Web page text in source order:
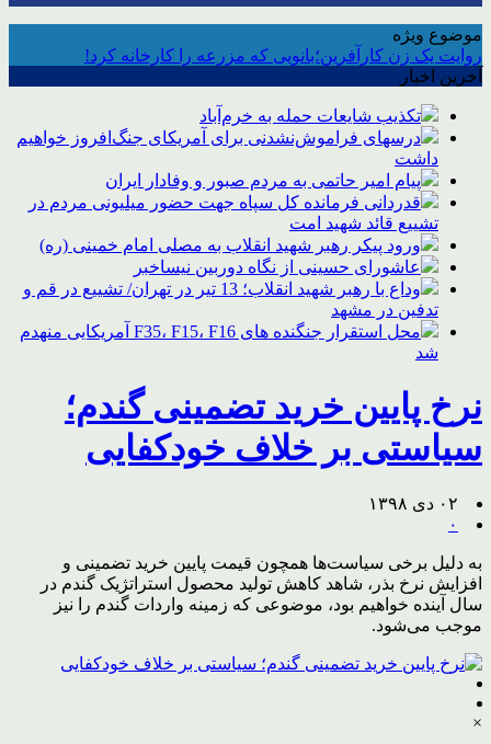
موضوع ویژه
روایت یک زن کارآفرین؛بانویی که مزرعه را کارخانه کرد!
آخرین اخبار
تکذیب شایعات حمله به خرم‌آباد
درسهای فراموش‌نشدنی برای آمریکای جنگ‌افروز خواهیم
داشت
پیام امیر حاتمی به مردم صبور و وفادار ایران
قدردانی فرمانده کل سپاه جهت حضور میلیونی مردم در
تشییع قائد شهید امت
ورود پیکر رهبر شهید انقلاب به مصلی امام خمینی (ره)
عاشورای حسینی از نگاه دوربین نیساخبر
وداع با رهبر شهید انقلاب؛ 13 تیر در تهران/ تشییع در قم و
تدفین در مشهد
محل استقرار جنگنده های F35، F15، F16 آمریکایی منهدم
شد
نرخ پایین خرید تضمینی گندم؛
سیاستی بر خلاف خودکفایی
۰۲ دی ۱۳۹۸
۰
به دلیل برخی سیاست‌ها همچون قیمت پایین خرید تضمینی و
افزایش نرخ بذر، شاهد کاهش تولید محصول استراتژیک گندم در
سال آینده خواهیم بود، موضوعی که زمینه واردات گندم را نیز
موجب می‌شود.
×